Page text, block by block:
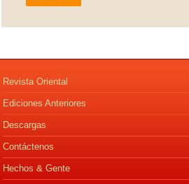
Revista Oriental
Ediciones Anteriores
Descargas
Contáctenos
Hechos & Gente